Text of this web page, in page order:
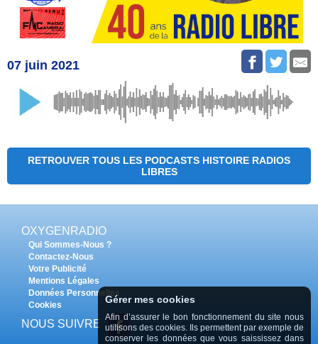
07 juin 2021
RETROUVER TOUS LES PODCASTS HISTOIRE RADIOS
LIBRES
OXYGENRADIO
Qui Sommes-Nous ?
Contactez-Nous
Votre Publicité
Mentions Légales
Données Personnelles
Cookies
NOUS SUIVRE
Gérer mes cookies
Afin d’assurer le bon fonctionnement du site nous
utilisons des cookies. Ils permettent par exemple de
conserver les données que vous saississez dans